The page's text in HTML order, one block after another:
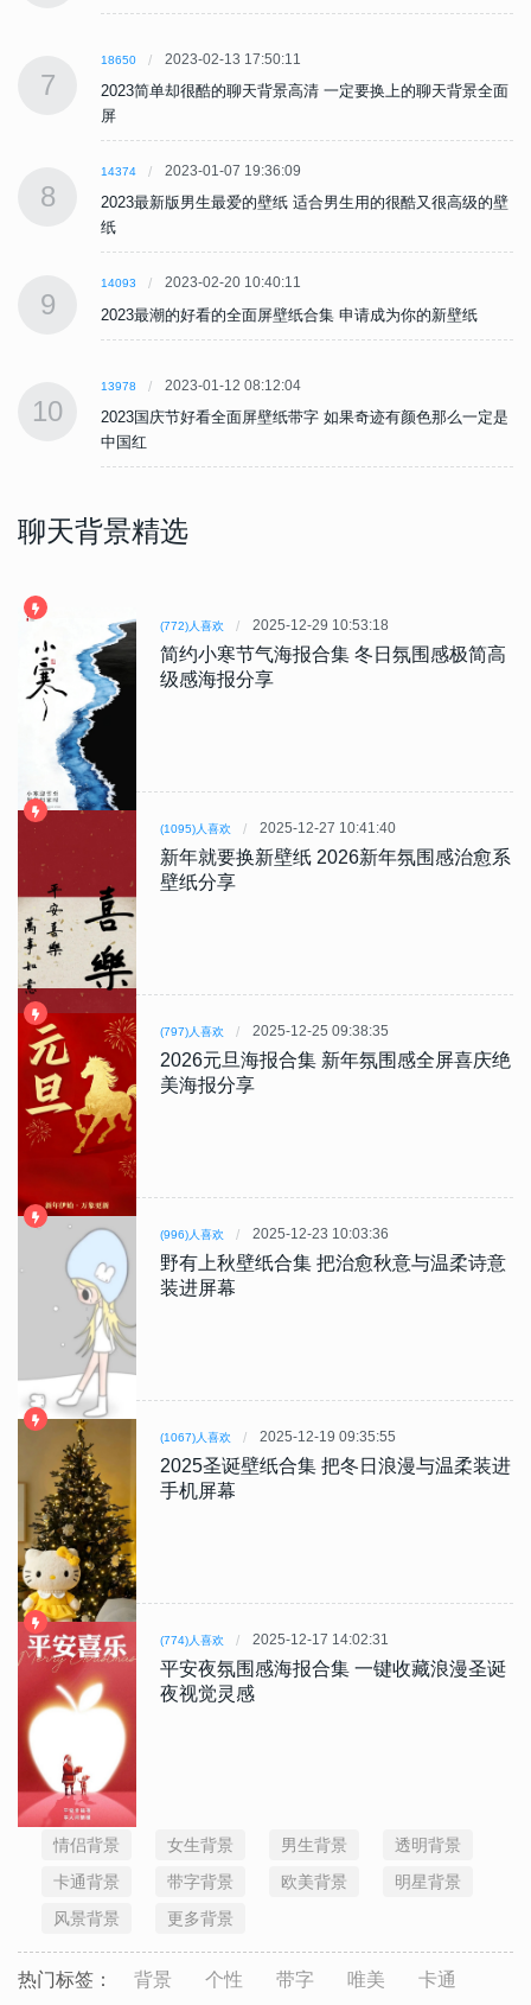
7
18650 2023-02-13 17:50:11
2023简单却很酷的聊天背景高清 一定要换上的聊天背景全面
屏
8
14374 2023-01-07 19:36:09
2023最新版男生最爱的壁纸 适合男生用的很酷又很高级的壁
纸
9
14093 2023-02-20 10:40:11
2023最潮的好看的全面屏壁纸合集 申请成为你的新壁纸
10
13978 2023-01-12 08:12:04
2023国庆节好看全面屏壁纸带字 如果奇迹有颜色那么一定是
中国红
聊天背景精选
(772)人喜欢 2025-12-29 10:53:18
简约小寒节气海报合集 冬日氛围感极简高
级感海报分享
(1095)人喜欢 2025-12-27 10:41:40
新年就要换新壁纸 2026新年氛围感治愈系
壁纸分享
(797)人喜欢 2025-12-25 09:38:35
2026元旦海报合集 新年氛围感全屏喜庆绝
美海报分享
(996)人喜欢 2025-12-23 10:03:36
野有上秋壁纸合集 把治愈秋意与温柔诗意
装进屏幕
(1067)人喜欢 2025-12-19 09:35:55
2025圣诞壁纸合集 把冬日浪漫与温柔装进
手机屏幕
(774)人喜欢 2025-12-17 14:02:31
平安夜氛围感海报合集 一键收藏浪漫圣诞
夜视觉灵感
情侣背景 女生背景 男生背景
透明背景
卡通背景
带字背景 欧美背景
明星背景
风景背景
更多背景
热门标签： 背景 个性 带字 唯美 卡通